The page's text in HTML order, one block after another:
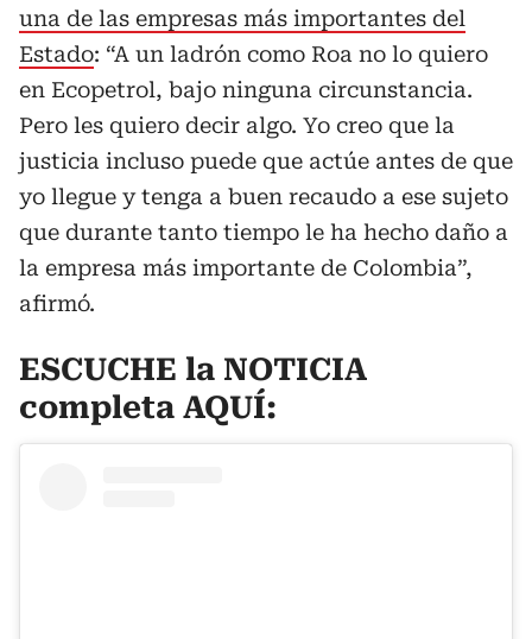
una de las empresas más importantes del
Estado: “A un ladrón como Roa no lo quiero
en Ecopetrol, bajo ninguna circunstancia.
Pero les quiero decir algo. Yo creo que la
justicia incluso puede que actúe antes de que
yo llegue y tenga a buen recaudo a ese sujeto
que durante tanto tiempo le ha hecho daño a
la empresa más importante de Colombia”,
afirmó.
ESCUCHE la NOTICIA
completa AQUÍ: